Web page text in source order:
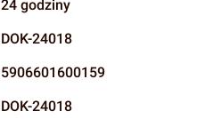
24 godziny
DOK-24018
5906601600159
DOK-24018